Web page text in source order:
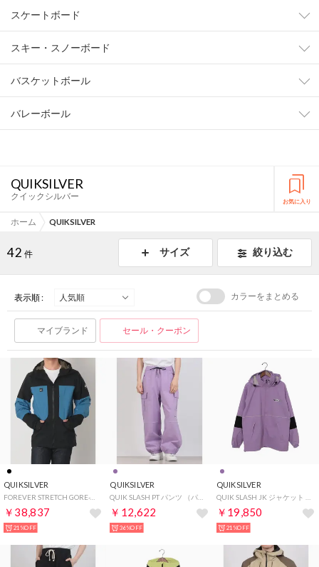
スケートボード
スキー・スノーボード
バスケットボール
バレーボール
QUIKSILVER
クイックシルバー お気に入り
ホーム QUIKSILVER
42 件 サイズ 絞り込む
表示順 : カラーをまとめる
マイブランド セール・クーポン
QUIKSILVER
FOREVER STRETCH GORE-TEX JK スノージャケット （ブラック）
￥38,837
21%OFF
QUIKSILVER
￥12,622
36%OFF
QUIKSILVER
￥19,850
21%OFF